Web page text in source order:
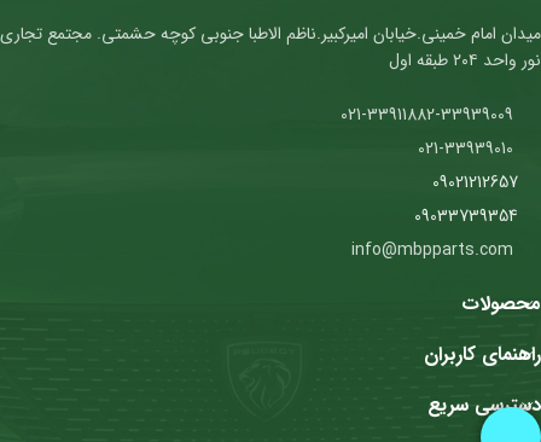
میدان امام خمینی.خیابان امیرکبیر.ناظم الاطبا جنوبی کوچه حشمتی. مجتمع تجاری
نور واحد ۲۰۴ طبقه اول
09021212657
09033739354
محصولات
راهنمای کاربران
دسترسی سریع